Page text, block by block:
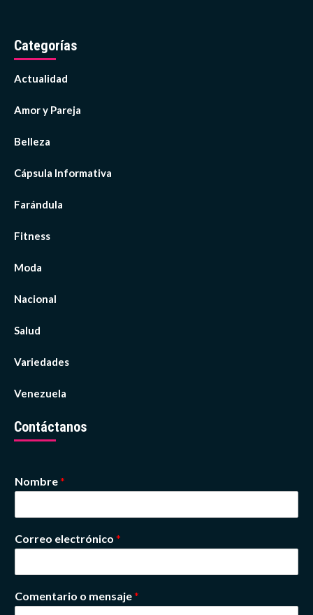
Categorías
Actualidad
Amor y Pareja
Belleza
Cápsula Informativa
Farándula
Fitness
Moda
Nacional
Salud
Variedades
Venezuela
Contáctanos
Nombre*
Correo electrónico *
Comentario o mensaje*